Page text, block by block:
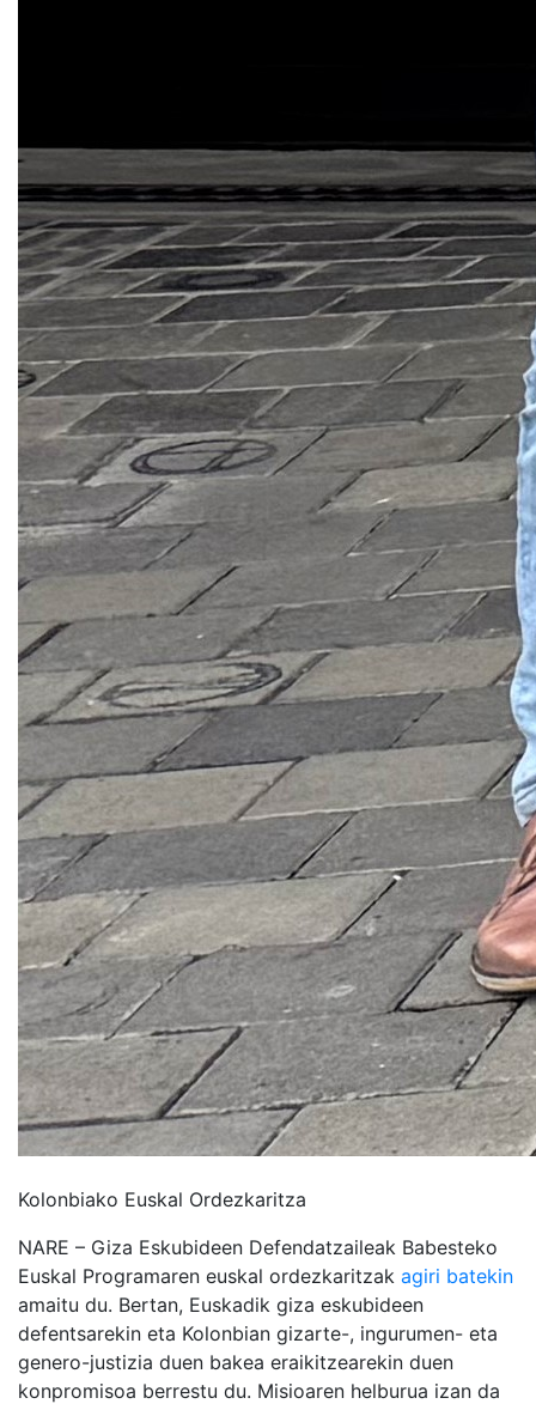
Kolonbiako Euskal Ordezkaritza
NARE – Giza Eskubideen Defendatzaileak Babesteko
Euskal Programaren euskal ordezkaritzak agiri batekin
amaitu du. Bertan, Euskadik giza eskubideen
defentsarekin eta Kolonbian gizarte-, ingurumen- eta
genero-justizia duen bakea eraikitzearekin duen
konpromisoa berrestu du. Misioaren helburua izan da